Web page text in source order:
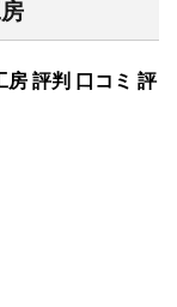
評判 口コミ 評